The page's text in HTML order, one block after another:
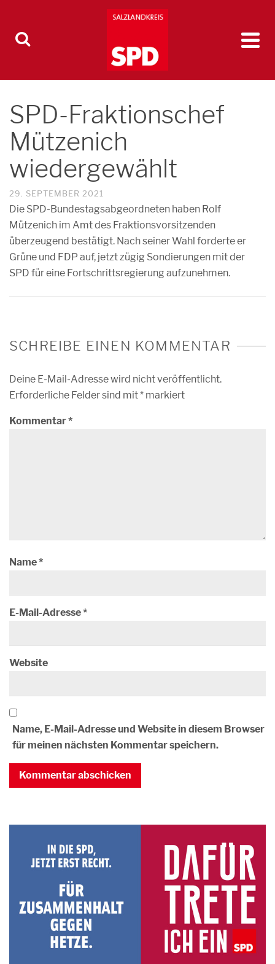
SPD-Fraktionschef
Mützenich
wiedergewählt
29. SEPTEMBER 2021
Die SPD-Bundestagsabgeordneten haben Rolf
Mützenich im Amt des Fraktionsvorsitzenden
überzeugend bestätigt. Nach seiner Wahl forderte er
Grüne und FDP auf, jetzt zügig Sondierungen mit der
SPD für eine Fortschrittsregierung aufzunehmen.
SCHREIBE EINEN KOMMENTAR
Deine E-Mail-Adresse wird nicht veröffentlicht.
Erforderliche Felder sind mit* markiert
Kommentar*
Name*
E-Mail-Adresse*
Website
Name, E-Mail-Adresse und Website in diesem Browser
für meinen nächsten Kommentar speichern.